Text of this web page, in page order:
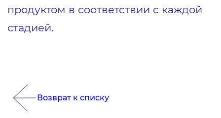
продуктом в соответствии с каждой
стадией.
Возврат к списку